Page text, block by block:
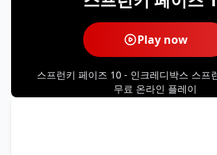
Play now
스프런키 페이즈 10 - 인크레디박스 스프
무료 온라인 플레이